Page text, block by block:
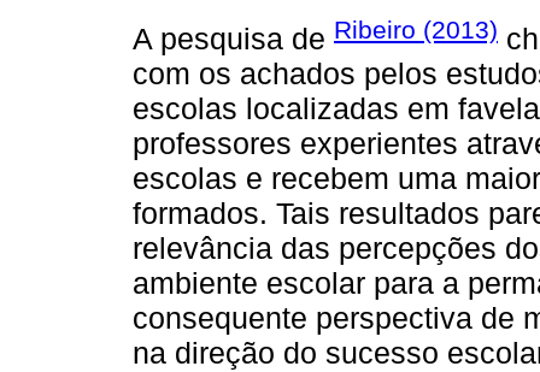
A pesquisa de Ribeiro (2013)
com os achados pelos
escolas localizadas em
professores experientes
escolas e recebem uma
formados. Tais resultados
relevância das percepções
ambiente escolar para a
consequente perspectiva de
na direção do sucesso